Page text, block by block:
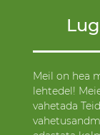
Meil on hea
lehtedel!
vahetada